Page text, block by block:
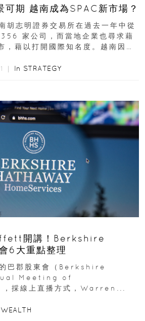
【商業策略】前景可期 越南成為SPAC新市場？
胡志明證券交易所在過去一年中從
家公司，而當地企業也尋求藉
，藉以打開國際知名度。越南因人
｜ In STRATEGY
開講！Berkshire
6大重點整理
巴郡股東會（Berkshire
Meeting of
採線上直播方式，Warren...
WEALTH